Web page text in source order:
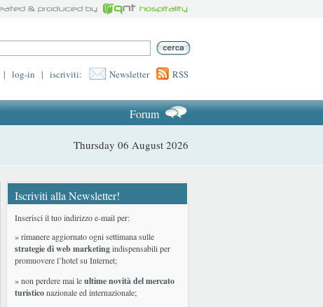
| log-in | iscriviti: Newsletter RSS
Forum
Thursday 06 August 2026
Iscriviti alla Newsletter!
Inserisci il tuo indirizzo e-mail per:
» rimanere aggiornato ogni settimana sulle
strategie di web marketingindispensabili per
promuovere l’hotel su Internet;
» non perdere mai leultime novità del mercato
turisticonazionale ed internazionale;